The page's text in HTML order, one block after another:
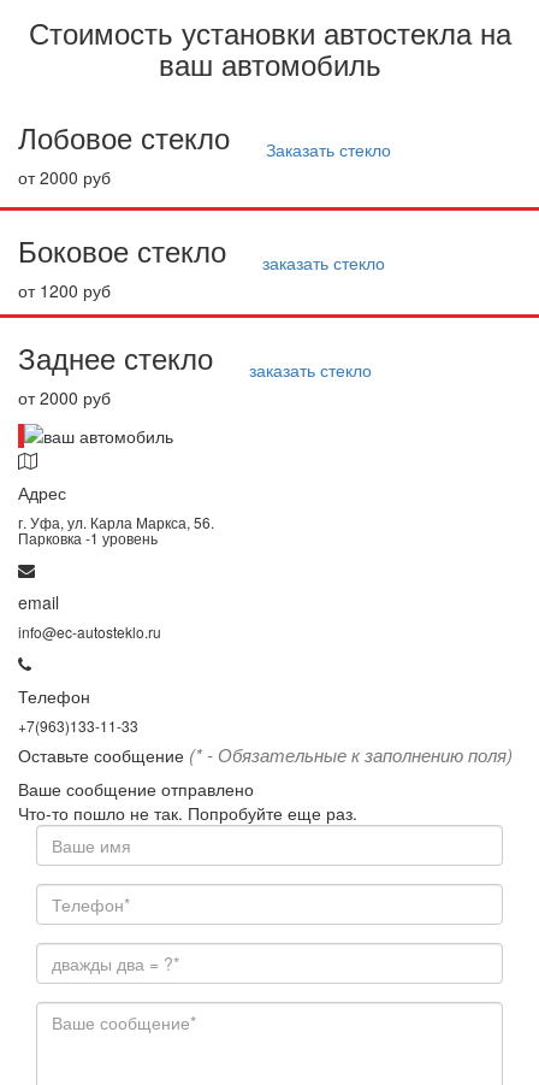
Стоимость установки автостекла на
ваш автомобиль
Лобовое стекло
от 2000 руб
Заказать стекло
Боковое стекло
от 1200 руб
заказать стекло
Заднее стекло
от 2000 руб
заказать стекло
Адрес
г. Уфа, ул. Карла Маркса, 56.
Парковка -1 уровень
email
info@ec-autosteklo.ru
Телефон
+7(963)133-11-33
Оставьте сообщение (* - Обязательные к заполнению поля)
Ваше сообщение отправлено
Что-то пошло не так. Попробуйте еще раз.